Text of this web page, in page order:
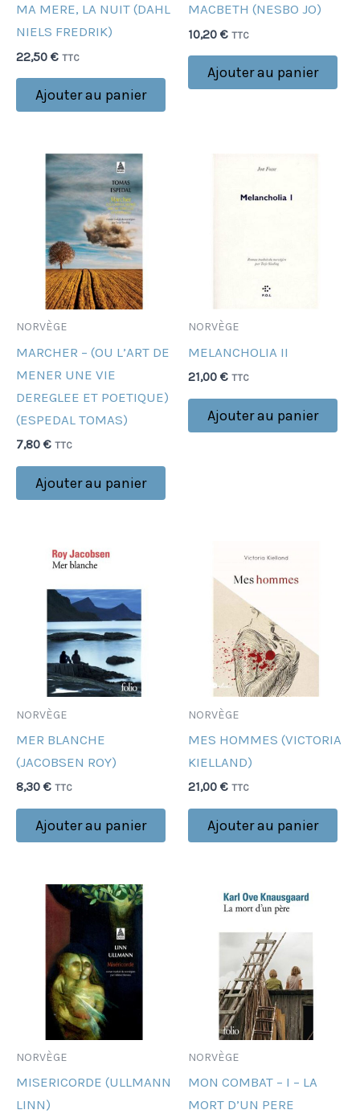
MA MERE, LA NUIT (DAHL
NIELS FREDRIK)
22,50 € TTC
Ajouter au panier
MACBETH (NESBO JO)
10,20 € TTC
Ajouter au panier
NORVÈGE
MARCHER – (OU L’ART DE
MENER UNE VIE
DEREGLEE ET POETIQUE)
(ESPEDAL TOMAS)
7,80 € TTC
Ajouter au panier
NORVÈGE
MELANCHOLIA II
21,00 € TTC
Ajouter au panier
NORVÈGE
MER BLANCHE
(JACOBSEN ROY)
8,30 € TTC
Ajouter au panier
NORVÈGE
MES HOMMES (VICTORIA
KIELLAND)
21,00 € TTC
Ajouter au panier
NORVÈGE
MISERICORDE (ULLMANN
LINN)
NORVÈGE
MON COMBAT – I – LA
MORT D’UN PERE